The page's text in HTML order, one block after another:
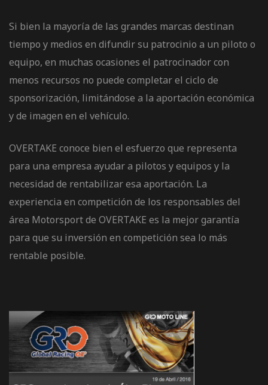
Si bien la mayoría de las grandes marcas destinan
tiempo y medios en difundir su patrocinio a un piloto o
equipo, en muchas ocasiones el patrocinador con
menos recursos no puede completar el ciclo de
sponsorización, limitándose a la aportación económica
y de imagen en el vehículo.
OVERTAKE conoce bien el esfuerzo que representa
para una empresa ayudar a pilotos y equipos y la
necesidad de rentabilizar esa aportación. La
experiencia en competición de los responsables del
área Motorsport de OVERTAKE es la mejor garantía
para que su inversión en competición sea lo más
rentable posible.
Racing
Series
pista